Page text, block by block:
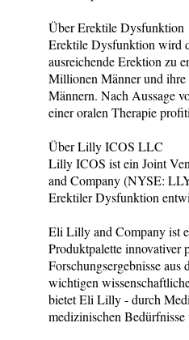
Über Erektile Dysfunktion
Erektile Dysfunktion wird
ausreichende Erektion zu
Millionen Männer und ihre
Männern. Nach Aussage
einer oralen Therapie
Über Lilly ICOS LLC
Lilly ICOS ist ein Joint
and Company (NYSE:
Erektiler Dysfunktion
Eli Lilly and Company ist
Produktpalette innovativer
Forschungsergebnisse
wichtigen
bietet Eli Lilly - durch
medizinischen